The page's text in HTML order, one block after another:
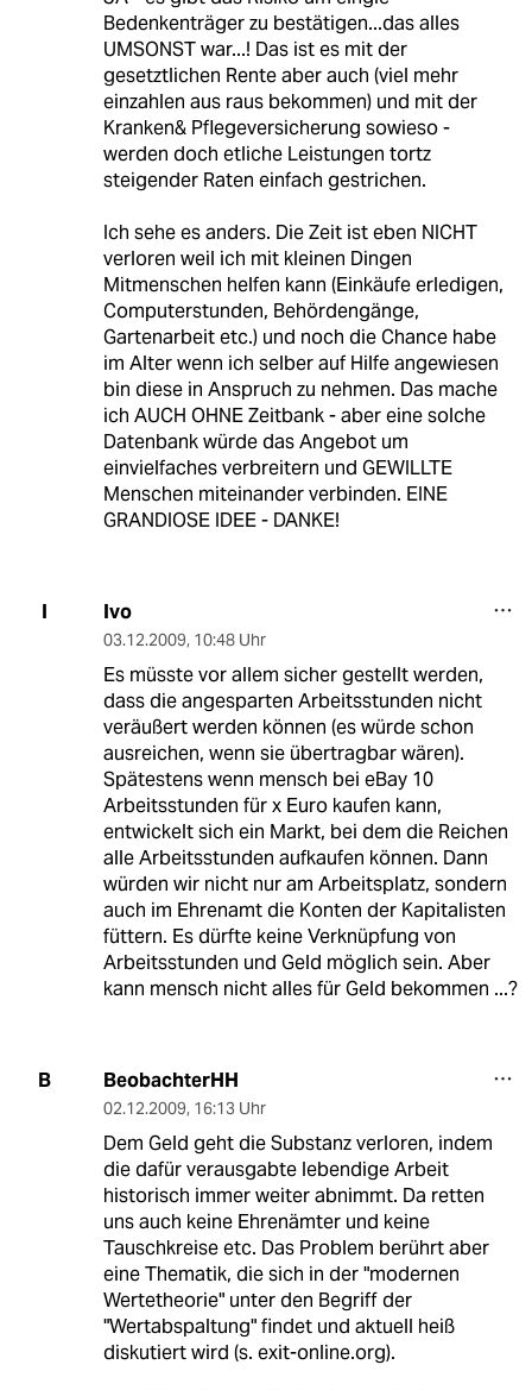
Bedenkenträger zu bestätigen...das alles
UMSONST war...! Das ist es mit der
gesetztlichen Rente aber auch (viel mehr
einzahlen aus raus bekommen) und mit der
Kranken& Pflegeversicherung sowieso -
werden doch etliche Leistungen tortz
steigender Raten einfach gestrichen.
Ich sehe es anders. Die Zeit ist eben NICHT
verloren weil ich mit kleinen Dingen
Mitmenschen helfen kann (Einkäufe erledigen,
Computerstunden, Behördengänge,
Gartenarbeit etc.) und noch die Chance habe
im Alter wenn ich selber auf Hilfe angewiesen
bin diese in Anspruch zu nehmen. Das mache
ich AUCH OHNE Zeitbank - aber eine solche
Datenbank würde das Angebot um
einvielfaches verbreitern und GEWILLTE
Menschen miteinander verbinden. EINE
GRANDIOSE IDEE - DANKE!
I Ivo
03.12.2009, 10:48 Uhr
Es müsste vor allem sicher gestellt werden,
dass die angesparten Arbeitsstunden nicht
veräußert werden können (es würde schon
ausreichen, wenn sie übertragbar wären).
Spätestens wenn mensch bei eBay 10
Arbeitsstunden für x Euro kaufen kann,
entwickelt sich ein Markt, bei dem die Reichen
alle Arbeitsstunden aufkaufen können. Dann
würden wir nicht nur am Arbeitsplatz, sondern
auch im Ehrenamt die Konten der Kapitalisten
füttern. Es dürfte keine Verknüpfung von
Arbeitsstunden und Geld möglich sein. Aber
kann mensch nicht alles für Geld bekommen ...?
B BeobachterHH
02.12.2009, 16:13 Uhr
Dem Geld geht die Substanz verloren, indem
die dafür verausgabte lebendige Arbeit
historisch immer weiter abnimmt. Da retten
uns auch keine Ehrenämter und keine
Tauschkreise etc. Das Problem berührt aber
eine Thematik, die sich in der "modernen
Wertetheorie" unter den Begriff der
"Wertabspaltung" findet und aktuell heiß
diskutiert wird (s. exit-online.org).